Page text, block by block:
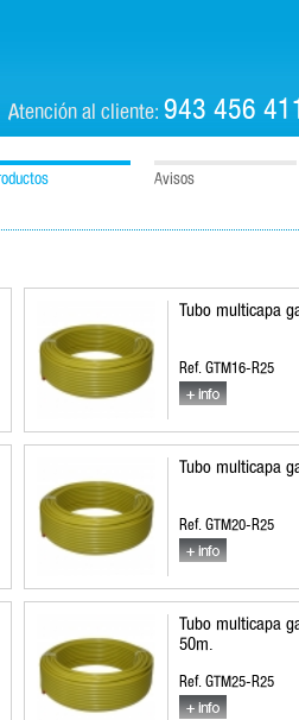
Atención al cliente: 943 456 411
Avisos
Tubo multicapa
Ref. GTM16-R25
Tubo multicapa
Ref. GTM20-R25
Tubo multicapa
50m.
Ref. GTM25-R25